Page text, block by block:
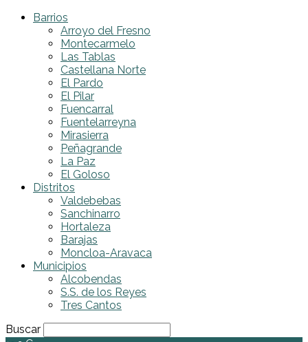
Barrios
Arroyo del Fresno
Montecarmelo
Las Tablas
Castellana Norte
El Pardo
El Pilar
Fuencarral
Fuentelarreyna
Mirasierra
Peñagrande
La Paz
El Goloso
Distritos
Valdebebas
Sanchinarro
Hortaleza
Barajas
Moncloa-Aravaca
Municipios
Alcobendas
S.S. de los Reyes
Tres Cantos
Buscar